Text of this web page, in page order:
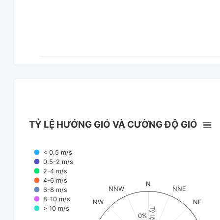
TỶ LỆ HƯỚNG GIÓ VÀ CƯỜNG ĐỘ GIÓ
< 0.5 m/s
0.5-2 m/s
2-4 m/s
4-6 m/s
6-8 m/s
8-10 m/s
> 10 m/s
N
NNE
NE
NW
NNW
0%